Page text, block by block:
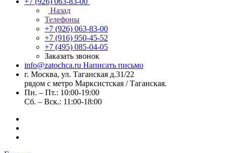
Назад
Телефоны
+7 (926) 063-83-00
+7 (916) 950-45-52
+7 (495) 085-04-05
Заказать звонок
info@zatochca.ru Написать письмо
г. Москва, ул. Таганская д.31/22
рядом с метро Марксистская / Таганская.
Пн. – Пт.: 10:00-19:00
Сб. – Вск.: 11:00-18:00